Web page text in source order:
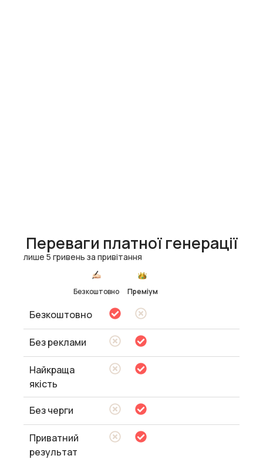
Переваги платної генерації
лише 5 гривень за привітання
Безкоштовно Преміум
Безкоштовно
Без реклами
Найкраща
якість
Без черги
Приватний
результат